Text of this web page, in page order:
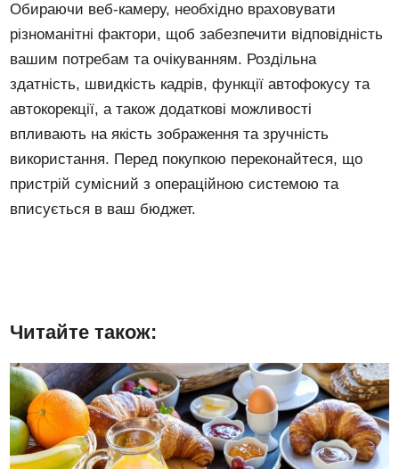
Обираючи веб-камеру, необхідно враховувати
різноманітні фактори, щоб забезпечити відповідність
вашим потребам та очікуванням. Роздільна
здатність, швидкість кадрів, функції автофокусу та
автокорекції, а також додаткові можливості
впливають на якість зображення та зручність
використання. Перед покупкою переконайтеся, що
пристрій сумісний з операційною системою та
вписується в ваш бюджет.
Читайте також: